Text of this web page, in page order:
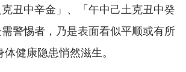
丑中辛金」、「午中己土克丑中癸
警惕者，乃是表面看似平顺或有所
健康隐患悄然滋生。